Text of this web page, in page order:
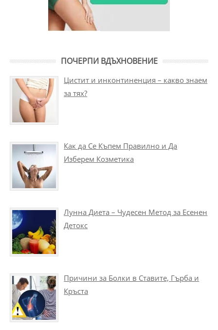
ПОЧЕРПИ ВДЪХНОВЕНИЕ
Цистит и инконтиненция – какво знаем
за тях?
Как да Се Къпем Правилно и Да
Изберем Козметика
Лунна Диета – Чудесен Метод за Есенен
Детокс
Причини за Болки в Ставите, Гърба и
Кръста